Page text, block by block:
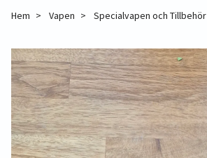
Hem Vapen Specialvapen och Tillbehör